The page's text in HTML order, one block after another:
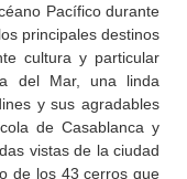
Pacífico durante
principales destinos
cultura y particular
del Mar, una linda
y sus agradables
de Casablanca y
vistas de la ciudad
de los 43 cerros que